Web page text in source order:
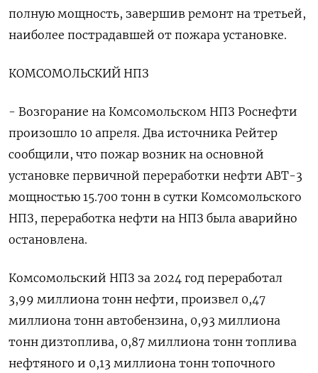
полную мощность, завершив ремонт на третьей,
наиболее пострадавшей от пожара установке.
КОМСОМОЛЬСКИЙ НПЗ
- Возгорание на Комсомольском НПЗ Роснефти
произошло 10 апреля. Два источника Рейтер
сообщили, ‌что пожар возник на основной
установке первичной переработки нефти АВТ-3
мощностью 15.700 тонн в сутки Комсомольского
НПЗ, переработка нефти на НПЗ была аварийно
остановлена.
Комсомольский НПЗ за 2024 год переработал
3,99 миллиона тонн нефти, произвел 0,47
миллиона тонн автобензина, 0,93 миллиона
тонн дизтоплива, 0,87 миллиона тонн топлива
нефтяного и 0,13 миллиона тонн топочного